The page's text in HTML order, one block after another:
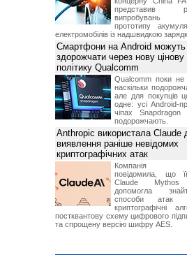
представив
випробувань
прототипу
електромобілів із надшвидкою
Смартфони на Android можуть
здорожчати через нову цінову
політику Qualcomm
Qualcomm поки не
наскільки
але для покупців
одне: усі Android-
чіпах Snapdragon
подорожчають.
Anthropic використала Claude
виявлення раніше невідомих
криптографічних атак
Компанія
повідомила, що
Claude Mythos
допомогла
способи
криптографічні
постквантову схему цифрового
та спрощену версію шифру AES.